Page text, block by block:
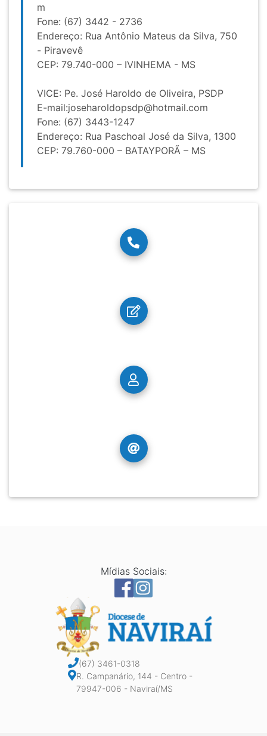
m
Fone: (67) 3442 - 2736
Endereço: Rua Antônio Mateus da Silva, 750
- Piravevê
CEP: 79.740-000 – IVINHEMA - MS
VICE: Pe. José Haroldo de Oliveira, PSDP
E-mail:joseharoldopsdp@hotmail.com
Fone: (67) 3443-1247
Endereço: Rua Paschoal José da Silva, 1300
CEP: 79.760-000 – BATAYPORÃ – MS
Mídias Sociais:
(67) 3461-0318
R. Campanário, 144 - Centro -
79947-006 - Naviraí/MS